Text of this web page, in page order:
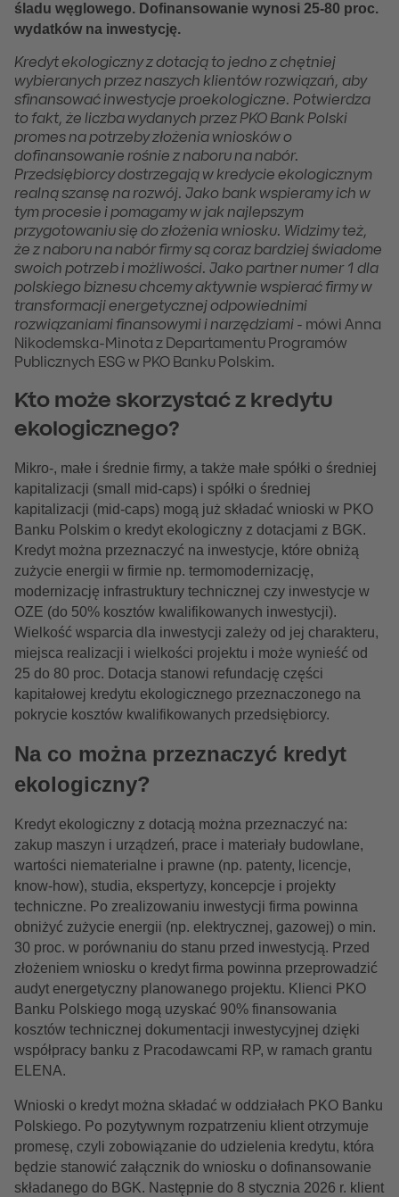
śladu węglowego. Dofinansowanie wynosi 25-80 proc.
wydatków na inwestycję.
Kredyt ekologiczny z dotacją to jedno z chętniej
wybieranych przez naszych klientów rozwiązań, aby
sfinansować inwestycje proekologiczne. Potwierdza
to fakt, że liczba wydanych przez PKO Bank Polski
promes na potrzeby złożenia wniosków o
dofinansowanie rośnie z naboru na nabór.
Przedsiębiorcy dostrzegają w kredycie ekologicznym
realną szansę na rozwój. Jako bank wspieramy ich w
tym procesie i pomagamy w jak najlepszym
przygotowaniu się do złożenia wniosku. Widzimy też,
że z naboru na nabór firmy są coraz bardziej świadome
swoich potrzeb i możliwości. Jako partner numer 1 dla
polskiego biznesu chcemy aktywnie wspierać firmy w
transformacji energetycznej odpowiednimi
rozwiązaniami finansowymi i narzędziami - mówi Anna
Nikodemska-Minota z Departamentu Programów
Publicznych ESG w PKO Banku Polskim.
Kto może skorzystać z kredytu
ekologicznego?
Mikro-, małe i średnie firmy, a także małe spółki o średniej
kapitalizacji (small mid-caps) i spółki o średniej
kapitalizacji (mid-caps) mogą już składać wnioski w PKO
Banku Polskim o kredyt ekologiczny z dotacjami z BGK.
Kredyt można przeznaczyć na inwestycje, które obniżą
zużycie energii w firmie np. termomodernizację,
modernizację infrastruktury technicznej czy inwestycje w
OZE (do 50% kosztów kwalifikowanych inwestycji).
Wielkość wsparcia dla inwestycji zależy od jej charakteru,
miejsca realizacji i wielkości projektu i może wynieść od
25 do 80 proc. Dotacja stanowi refundację części
kapitałowej kredytu ekologicznego przeznaczonego na
pokrycie kosztów kwalifikowanych przedsiębiorcy.
Na co można przeznaczyć kredyt
ekologiczny?
Kredyt ekologiczny z dotacją można przeznaczyć na:
zakup maszyn i urządzeń, prace i materiały budowlane,
wartości niematerialne i prawne (np. patenty, licencje,
know-how), studia, ekspertyzy, koncepcje i projekty
techniczne. Po zrealizowaniu inwestycji firma powinna
obniżyć zużycie energii (np. elektrycznej, gazowej) o min.
30 proc. w porównaniu do stanu przed inwestycją. Przed
złożeniem wniosku o kredyt firma powinna przeprowadzić
audyt energetyczny planowanego projektu. Klienci PKO
Banku Polskiego mogą uzyskać 90% finansowania
kosztów technicznej dokumentacji inwestycyjnej dzięki
współpracy banku z Pracodawcami RP, w ramach grantu
ELENA.
Wnioski o kredyt można składać w oddziałach PKO Banku
Polskiego. Po pozytywnym rozpatrzeniu klient otrzymuje
promesę, czyli zobowiązanie do udzielenia kredytu, która
będzie stanowić załącznik do wniosku o dofinansowanie
składanego do BGK. Następnie do 8 stycznia 2026 r. klient